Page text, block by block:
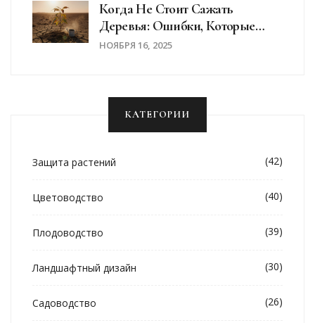
Когда Не Стоит Сажать
Деревья: Ошибки, Которые
Убивают Саженцы
НОЯБРЯ 16, 2025
КАТЕГОРИИ
Защита растений (42)
Цветоводство (40)
Плодоводство (39)
Ландшафтный дизайн (30)
Садоводство (26)